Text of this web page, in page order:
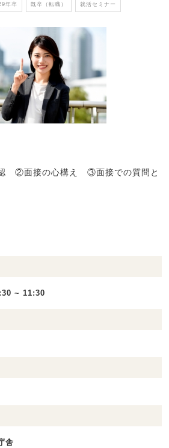
年卒 既卒（転職） 就活セミナー
②面接の心構え ③面接での質問と
~ 11:30
舎